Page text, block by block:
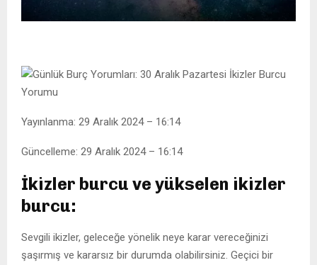
Yayınlanma: 29 Aralık 2024 – 16:14
Güncelleme: 29 Aralık 2024 – 16:14
İkizler burcu ve yükselen ikizler
burcu:
Sevgili ikizler, geleceğe yönelik neye karar vereceğinizi
şaşırmış ve kararsız bir durumda olabilirsiniz. Geçici bir